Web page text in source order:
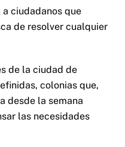
ciudadanos que
de resolver cualquier
de la ciudad de
colonias que,
desde la semana
las necesidades